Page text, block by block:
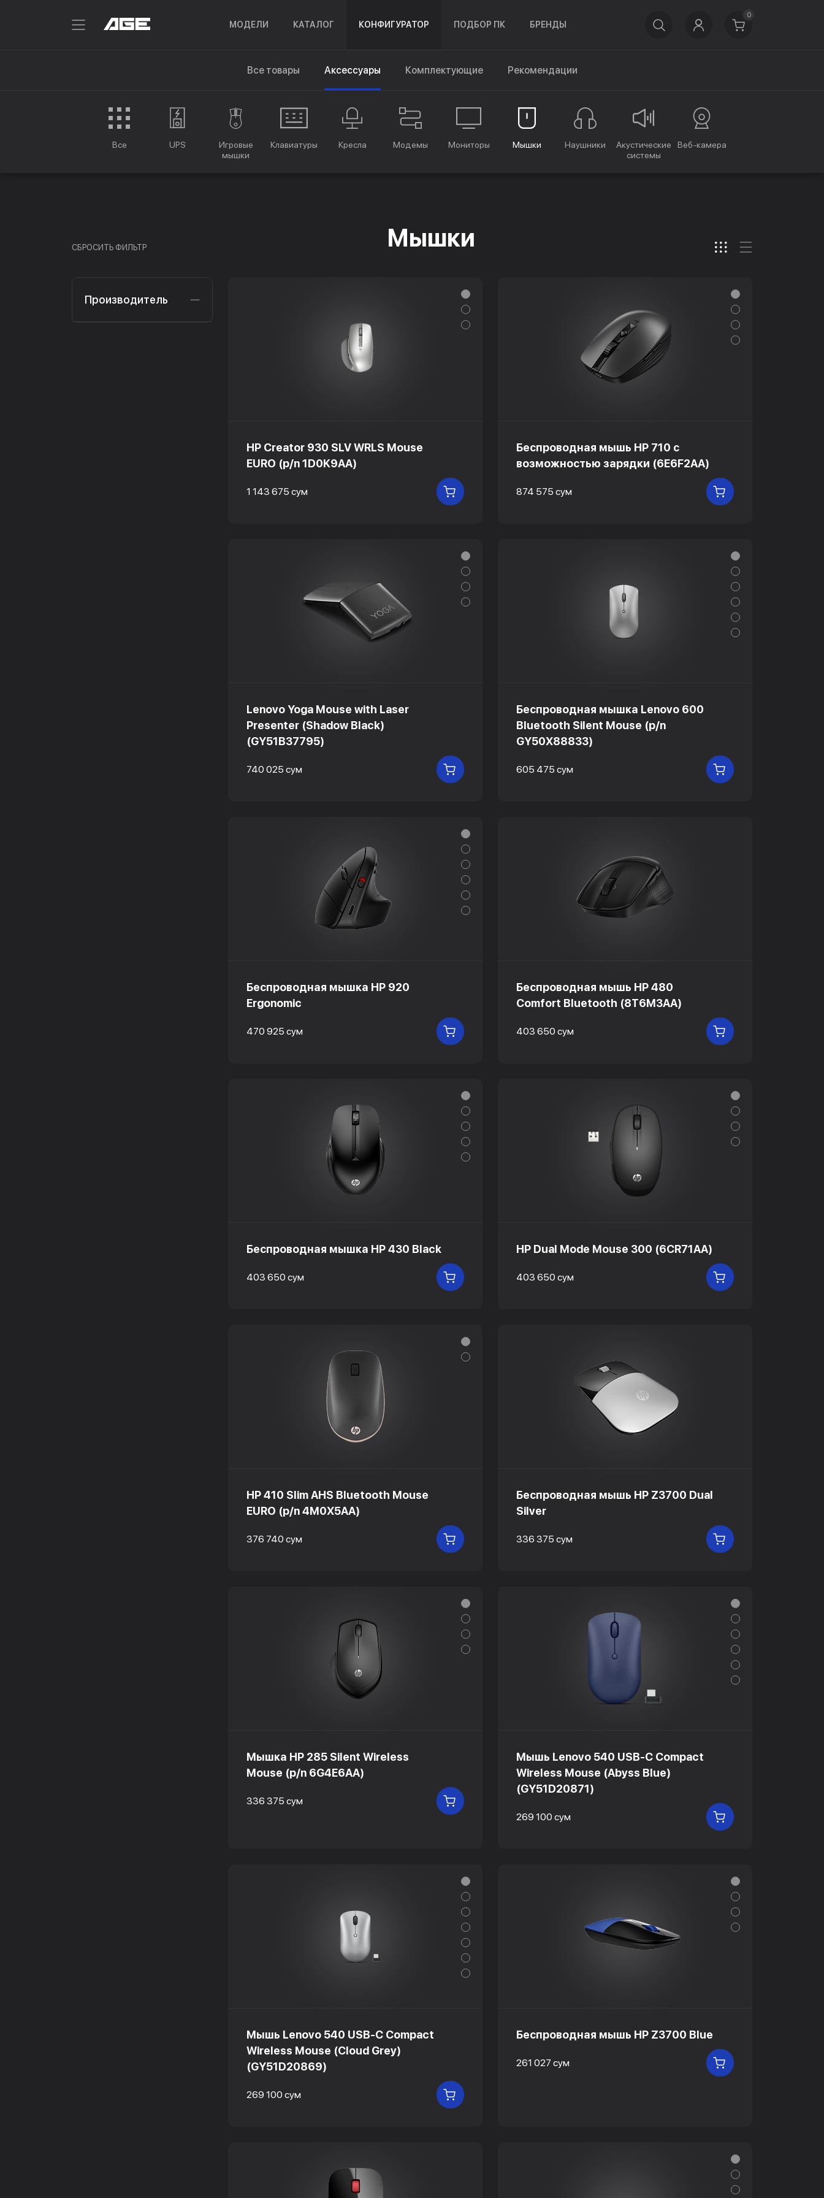
МОДЕЛИ КАТАЛОГ КОНФИГУРАТОР ПОДБОР ПК БРЕНДЫ
0
Все товары Аксессуары Комплектующие Рекомендации
Все UPS
Игровые
мышки
Клавиатуры Кресла Модемы Мониторы Мышки Наушники
Акустические
системы
Веб-камера
СБРОСИТЬ ФИЛЬТР Мышки
Производитель
HP Creator 930 SLV WRLS Mouse
EURO (p/n 1D0K9AA)
1 143 675 сум В КОРЗИНУ
Беспроводная мышь HP 710 с
возможностью зарядки (6E6F2AA)
874 575 сум В КОРЗИНУ
Lenovo Yoga Mouse with Laser
Presenter (Shadow Black)
(GY51B37795)
740 025 сум В КОРЗИНУ
Беспроводная мышка Lenovo 600
Bluetooth Silent Mouse (p/n
GY50X88833)
605 475 сум В КОРЗИНУ
Беспроводная мышка HP 920
Ergonomic
470 925 сум В КОРЗИНУ
Беспроводная мышь HP 480
Comfort Bluetooth (8T6M3AA)
403 650 сум В КОРЗИНУ
Беспроводная мышка HP 430 Black
403 650 сум В КОРЗИНУ
HP Dual Mode Mouse 300 (6CR71AA)
403 650 сум В КОРЗИНУ
HP 410 Slim AHS Bluetooth Mouse
EURO (p/n 4M0X5AA)
376 740 сум В КОРЗИНУ
Беспроводная мышь HP Z3700 Dual
Silver
336 375 сум В КОРЗИНУ
Мышка HP 285 Silent Wireless
Mouse (p/n 6G4E6AA)
336 375 сум В КОРЗИНУ
Мышь Lenovo 540 USB-C Compact
Wireless Mouse (Abyss Blue)
(GY51D20871)
269 100 сум В КОРЗИНУ
Мышь Lenovo 540 USB-C Compact
Wireless Mouse (Cloud Grey)
(GY51D20869)
269 100 сум В КОРЗИНУ
Беспроводная мышь HP Z3700 Blue
261 027 сум В КОРЗИНУ